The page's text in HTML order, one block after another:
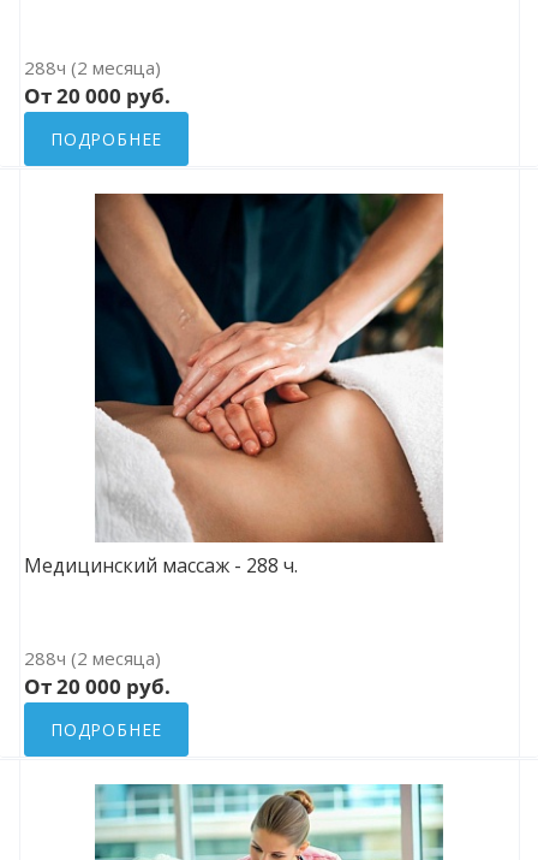
288ч (2 месяца)
От 20 000 руб.
ПОДРОБНЕЕ
Медицинский массаж - 288 ч.
288ч (2 месяца)
От 20 000 руб.
ПОДРОБНЕЕ